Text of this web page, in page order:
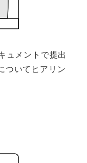
ュメントで提出
ついてヒアリン